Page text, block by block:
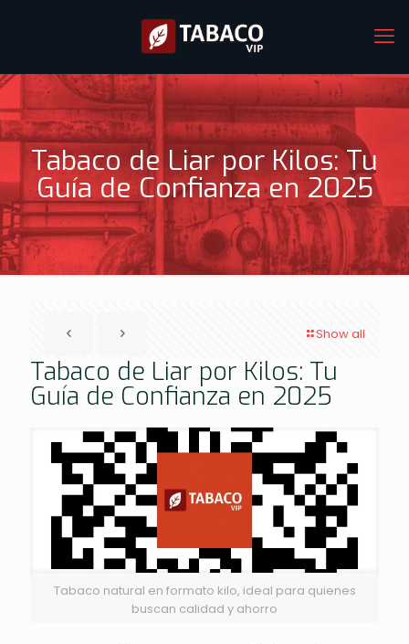
Tabaco de Liar por Kilos: Tu
Guía de Confianza en 2025
Show all
Tabaco de Liar por Kilos: Tu
Guía de Confianza en 2025
Tabaco natural en formato kilo, ideal para quienes
buscan calidad y ahorro